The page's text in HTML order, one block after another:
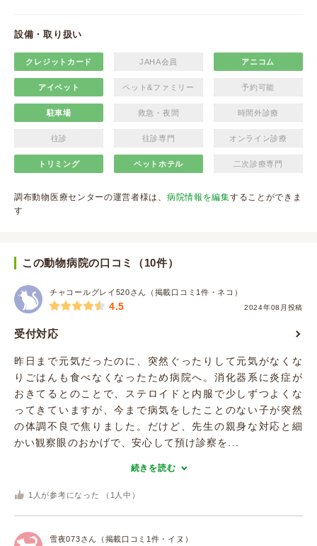
設備・取り扱い
クレジットカード JAHA会員 アニコム
アイペット ペット&ファミリー 予約可能
駐車場 救急・夜間 時間外診療
往診 往診専門 オンライン診療
トリミング ペットホテル 二次診療専門
調布動物医療センターの運営者様は、 病院情報を編集することができま
す
この動物病院の口コミ（10件）
チャコールグレイ520さん（掲載口コミ1件・ネコ）
2024年08月投稿
4.5
受付対応
昨日まで元気だったのに、突然ぐったりして元気がなくな
りごはんも食べなくなったため病院へ。消化器系に炎症が
おきてるとのことで、ステロイドと内服で少しずつよくな
ってきていますが、今まで病気をしたことのない子が突然
の体調不良で焦りました。だけど、先生の親身な対応と細
かい観察眼のおかげで、安心して預け診察を...
続きを読む
1 人が参考になった （ 1 人中）
雪夜073さん（掲載口コミ1件・イヌ）